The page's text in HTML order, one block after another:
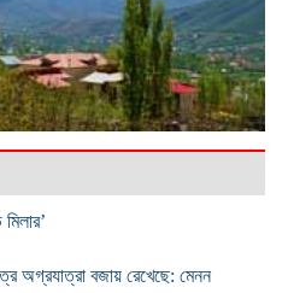
অগ্রযাত্রা বজায় রেখেছে: মেনন